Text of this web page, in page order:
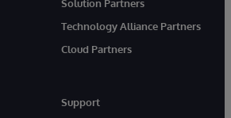
Solution Partners
Technology Alliance Partners
Cloud Partners
Support